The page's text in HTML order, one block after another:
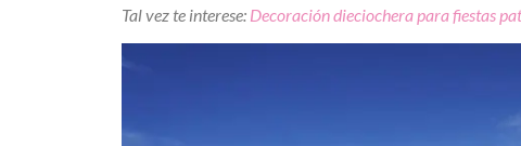
Tal vez te interese: Decoración dieciochera para fiestas